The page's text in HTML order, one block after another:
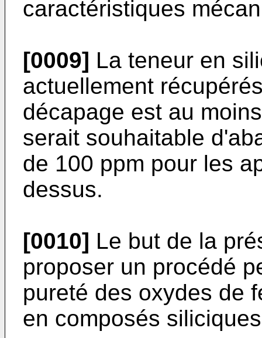
caractéristiques
[0009] La teneur en
actuellement
décapage est au
serait souhaitable
de 100 ppm pour les
dessus.
[0010] Le but de la
proposer un procédé
pureté des oxydes de
en composés